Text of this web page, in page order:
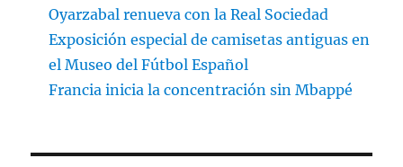
Oyarzabal renueva con la Real Sociedad
Exposición especial de camisetas antiguas en
el Museo del Fútbol Español
Francia inicia la concentración sin Mbappé